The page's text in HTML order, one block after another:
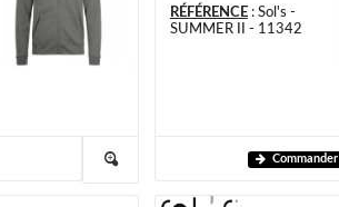
RÉFÉRENCE: Sol's -
SUMMER II - 11342
Commander